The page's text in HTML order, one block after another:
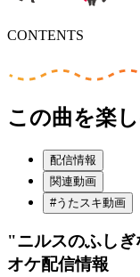
CONTENTS
この曲を楽
配信情報
関連動画
#うたスキ動画
"ニルスのふしぎ
オケ配信情報